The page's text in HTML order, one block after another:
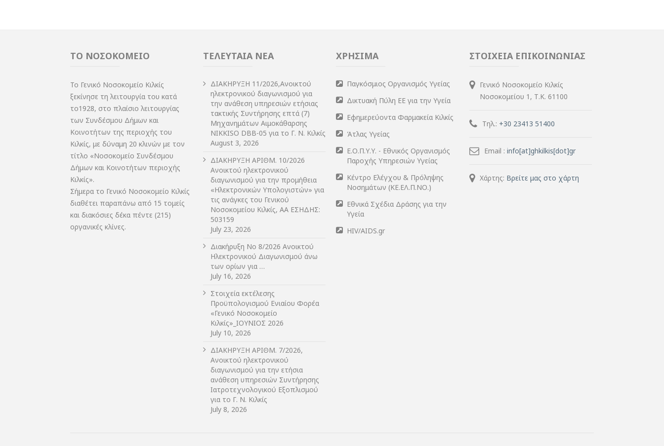
ΤΟ ΝΟΣΟΚΟΜΕΙΟ
Το Γενικό Νοσοκομείο Κιλκίς
ξεκίνησε τη λειτουργία του κατά
το1928, στο πλαίσιο λειτουργίας
των Συνδέσμου Δήμων και
Κοινοτήτων της περιοχής του
Κιλκίς, με δύναμη 20 κλινών με τον
τίτλο «Νοσοκομείο Συνδέσμου
Δήμων και Κοινοτήτων περιοχής
Κιλκίς».
Σήμερα το Γενικό Νοσοκομείο Κιλκίς
διαθέτει παραπάνω από 15 τομείς
και διακόσιες δέκα πέντε (215)
οργανικές κλίνες.
ΤΕΛΕΥΤΑΙΑ ΝΕΑ
ΔIΑΚΗΡΥΞΗ 11/2026,Ανοικτού
ηλεκτρονικού διαγωνισμού για
την ανάθεση υπηρεσιών ετήσιας
τακτικής Συντήρησης επτά (7)
Μηχανημάτων Αιμοκάθαρσης
NIKKISO DBB-05 για το Γ. Ν. Κιλκίς
August 3, 2026
ΔIΑΚΗΡΥΞΗ ΑΡIΘΜ. 10/2026
Ανοικτού ηλεκτρονικού
διαγωνισμού για την προμήθεια
«Ηλεκτρονικών Υπολογιστών» για
τις ανάγκες του Γενικού
Νοσοκομείου Κιλκίς, ΑΑ ΕΣΗΔΗΣ:
503159
July 23, 2026
Διακήρυξη Νο 8/2026 Ανοικτού
Ηλεκτρονικού Διαγωνισμού άνω
των ορίων για …
July 16, 2026
Στοιχεία εκτέλεσης
Προϋπολογισμού Ενιαίου Φορέα
«Γενικό Νοσοκομείο
Κιλκίς»_ΙΟΥΝΙΟΣ 2026
July 10, 2026
ΔIΑΚΗΡΥΞΗ ΑΡIΘΜ. 7/2026,
Ανοικτού ηλεκτρονικού
διαγωνισμού για την ετήσια
ανάθεση υπηρεσιών Συντήρησης
Ιατροτεχνολογικού Εξοπλισμού
για το Γ. Ν. Κιλκίς
July 8, 2026
ΧΡΗΣΙΜΑ
Παγκόσμιος Οργανισμός Υγείας
Δικτυακή Πύλη ΕΕ για την Υγεία
Εφημερεύοντα Φαρμακεία Κιλκίς
Άτλας Υγείας
Ε.Ο.Π.Υ.Υ. - Εθνικός Οργανισμός
Παροχής Υπηρεσιών Υγείας
Κέντρο Ελέγχου & Πρόληψης
Νοσημάτων (ΚΕ.ΕΛ.Π.ΝΟ.)
Εθνικά Σχέδια Δράσης για την
Υγεία
HIV/AIDS.gr
ΣΤΟΙΧΕΙΑ ΕΠΙΚΟΙΝΩΝΙΑΣ
Γενικό Νοσοκομείο Κιλκίς
Νοσοκομείου 1, Τ.Κ. 61100
Τηλ.: +30 23413 51400
Email : info[at]ghkilkis[dot]gr
Χάρτης: Βρείτε μας στο χάρτη